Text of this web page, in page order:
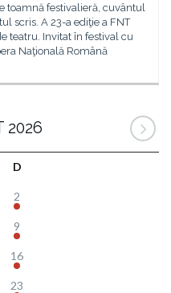
toamnă festivalieră, cuvântul
scris. A 23-a ediţie a FNT
teatru. Invitat în festival cu
Naţională Română
2026
D
2
9
16
23